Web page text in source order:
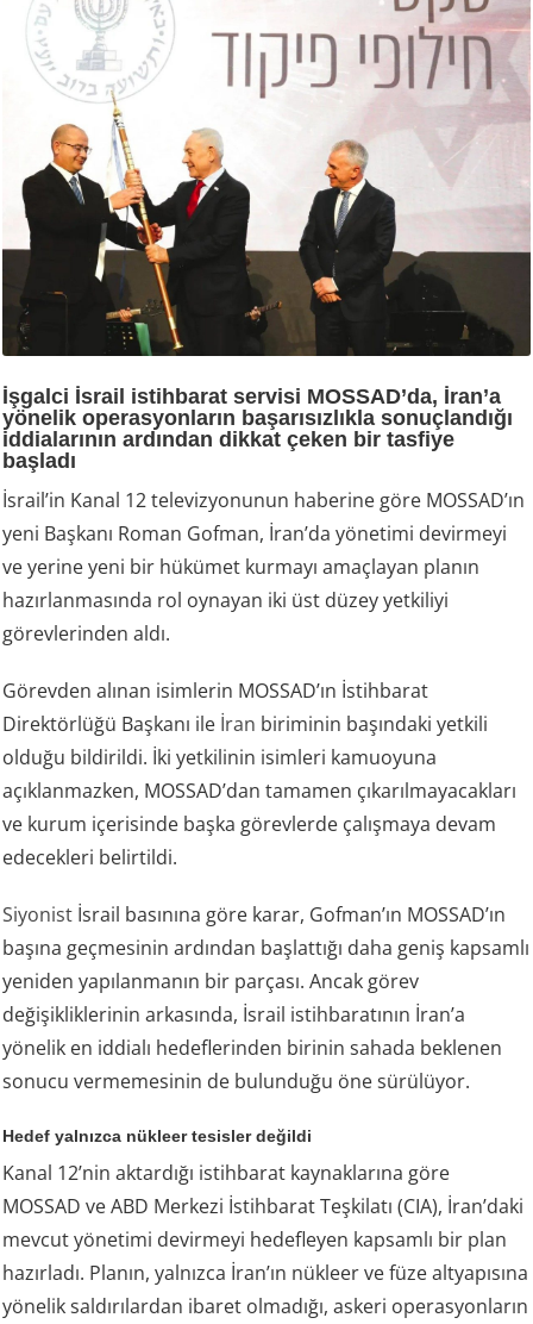
İşgalci İsrail istihbarat servisi MOSSAD’da, İran’a
yönelik operasyonların başarısızlıkla sonuçlandığı
iddialarının ardından dikkat çeken bir tasfiye
başladı
İsrail’in Kanal 12 televizyonunun haberine göre MOSSAD’ın
yeni Başkanı Roman Gofman, İran’da yönetimi devirmeyi
ve yerine yeni bir hükümet kurmayı amaçlayan planın
hazırlanmasında rol oynayan iki üst düzey yetkiliyi
görevlerinden aldı.
Görevden alınan isimlerin MOSSAD’ın İstihbarat
Direktörlüğü Başkanı ile İran biriminin başındaki yetkili
olduğu bildirildi. İki yetkilinin isimleri kamuoyuna
açıklanmazken, MOSSAD’dan tamamen çıkarılmayacakları
ve kurum içerisinde başka görevlerde çalışmaya devam
edecekleri belirtildi.
Siyonist İsrail basınına göre karar, Gofman’ın MOSSAD’ın
başına geçmesinin ardından başlattığı daha geniş kapsamlı
yeniden yapılanmanın bir parçası. Ancak görev
değişikliklerinin arkasında, İsrail istihbaratının İran’a
yönelik en iddialı hedeflerinden birinin sahada beklenen
sonucu vermemesinin de bulunduğu öne sürülüyor.
Hedef yalnızca nükleer tesisler değildi
Kanal 12’nin aktardığı istihbarat kaynaklarına göre
MOSSAD ve ABD Merkezi İstihbarat Teşkilatı (CIA), İran’daki
mevcut yönetimi devirmeyi hedefleyen kapsamlı bir plan
hazırladı. Planın, yalnızca İran’ın nükleer ve füze altyapısına
yönelik saldırılardan ibaret olmadığı, askeri operasyonların